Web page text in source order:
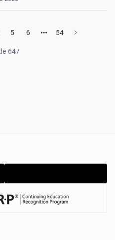
5 6 54
647